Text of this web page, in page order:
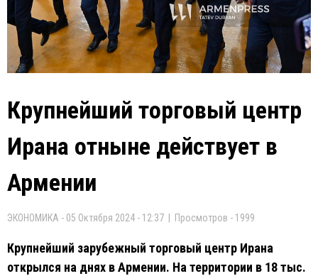
Крупнейший торговый центр
Ирана отныне действует в
Армении
ЭКОНОМИКА - 05 Октября 2024 - 12:37 | Просмотров - 1999
Крупнейший зарубежный торговый центр Ирана
открылся на днях в Армении. На территории в 18 тыс.